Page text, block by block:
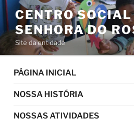
Pular
para
conteúdo
CENTRO
SENHORA DO
Site da entidade
PÁGINA INICIAL
NOSSA HISTÓRIA
NOSSAS ATIVIDADES